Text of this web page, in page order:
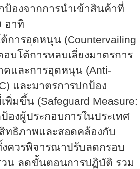
ป้องจากการนำเข้าสินค้าที่
อาทิ
การอุดหนุน (Countervailing
อบโต้การหลบเลี่ยงมาตรการ
ดและการอุดหนุน (Anti-
และมาตรการปกป้อง
พิ่มขึ้น (Safeguard Measure:
องผู้ประกอบการในประเทศ
ทธิภาพและสอดคล้องกับ
ควรพิจารณาปรับลดกรอบ
วน ลดขั้นตอนการปฏิบัติ รวม